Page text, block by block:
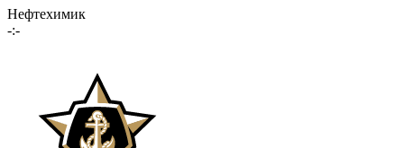
Нефтехимик
-:-